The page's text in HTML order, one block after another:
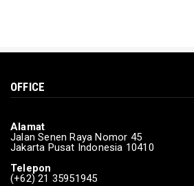
Korlap: Suara Rakyat
OFFICE
Alamat
Jalan Senen Raya Nomor 45
Jakarta Pusat Indonesia 10410
Telepon
(+62) 21 35951945